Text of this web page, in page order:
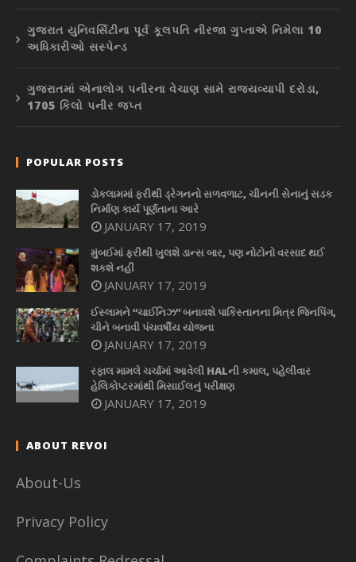
ગુજરાત યુનિવર્સિટીના પૂર્વ કૂલપતિ નીરજા ગુપ્તાએ નિમેલા 10
અધિકારીઓ સસ્પેન્ડ
ગુજરાતમાં એનાલોગ પનીરના વેચાણ સામે રાજ્યવ્યાપી દરોડા,
1705 કિલો પનીર જપ્ત
POPULAR POSTS
ડોકલામમાં ફરીથી ડ્રેગનનો સળવળાટ, ચીનની સેનાનું સડક
નિર્માણ કાર્ય પૂર્ણતાના આરે
JANUARY 17, 2019
મુંબઈમાં ફરીથી ખુલશે ડાન્સ બાર, પણ નોટોનો વરસાદ થઈ
શકશે નહીં
JANUARY 17, 2019
ઈસ્લામને “ચાઈનિઝ” બનાવશે પાકિસ્તાનના મિત્ર જિનપિંગ,
ચીને બનાવી પંચવર્ષીય યોજના
JANUARY 17, 2019
રફાલ મામલે ચર્ચામાં આવેલી HALની કમાલ, પહેલીવાર
હેલિકોપ્ટરમાંથી મિસાઈલનું પરીક્ષણ
JANUARY 17, 2019
ABOUT REVOI
About-Us
Privacy Policy